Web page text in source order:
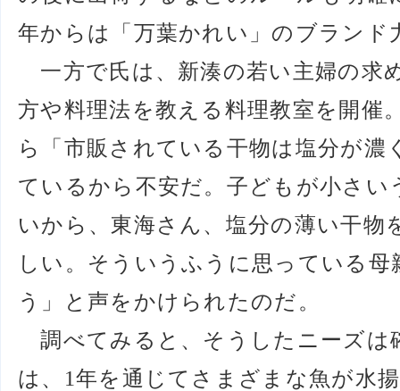
年からは「万葉かれい」のブランド
一方で氏は、新湊の若い主婦の求
方や料理法を教える料理教室を開催
ら「市販されている干物は塩分が濃
ているから不安だ。子どもが小さ
いから、東海さん、塩分の薄い干物
しい。そういうふうに思っている
う」と声をかけられたのだ。
調べてみると、そうしたニーズは
は、1年を通じてさまざまな魚が水